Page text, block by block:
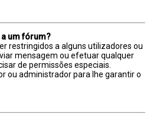
um fórum?
restringidos a alguns utilizadores ou
mensagem ou efetuar qualquer
de permissões especiais.
ou administrador para lhe garantir o